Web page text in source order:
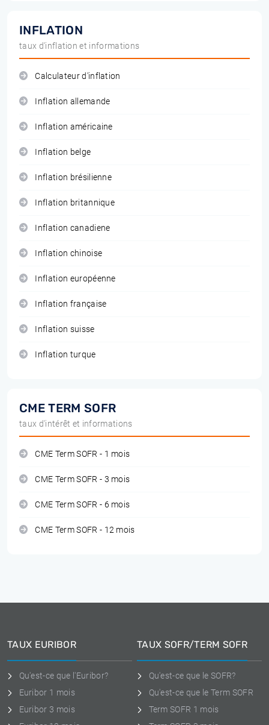
INFLATION
taux d'inflation et informations
Calculateur d'inflation
Inflation allemande
Inflation américaine
Inflation belge
Inflation brésilienne
Inflation britannique
Inflation canadiene
Inflation chinoise
Inflation européenne
Inflation française
Inflation suisse
Inflation turque
CME TERM SOFR
taux d'intérêt et informations
CME Term SOFR - 1 mois
CME Term SOFR - 3 mois
CME Term SOFR - 6 mois
CME Term SOFR - 12 mois
TAUX EURIBOR
Qu'est-ce que l'Euribor?
Euribor 1 mois
Euribor 3 mois
TAUX SOFR/TERM SOFR
Qu'est-ce que le SOFR?
Qu'est-ce que le Term SOFR
Term SOFR 1 mois